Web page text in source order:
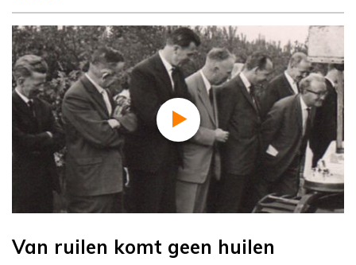
Van ruilen komt geen huilen